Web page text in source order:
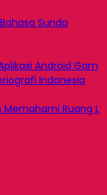
Sunda
Android Gam
Indonesia
Memahami Ruang L